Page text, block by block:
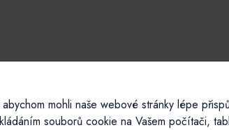
mohli naše webové stránky lépe
souborů cookie na Vašem počítači,